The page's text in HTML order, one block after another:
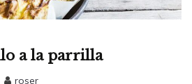
a la parrilla
roser